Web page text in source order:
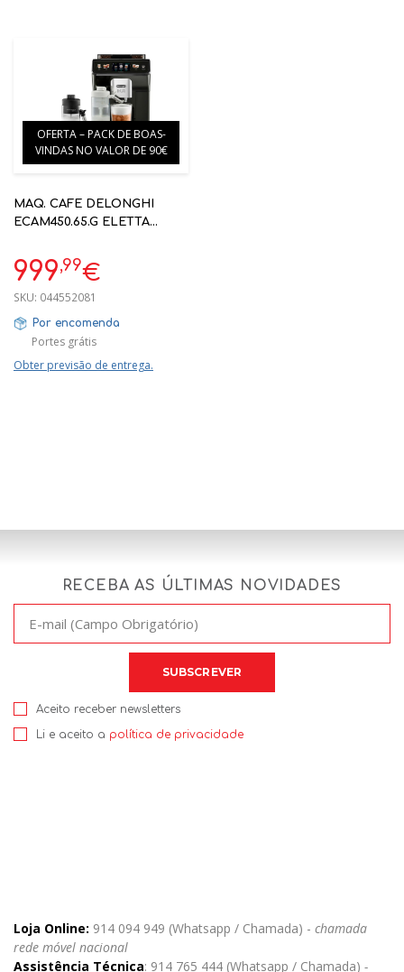
OFERTA – PACK DE BOAS-
VINDAS NO VALOR DE 90€
MAQ. CAFE DELONGHI
ECAM450.65.G ELETTA
NÍVEIS DE MOAGEM -
RECEITAS FRIAS COLD
BREW
999,99€
SKU: 044552081
Por encomenda
Portes grátis
Obter previsão de entrega.
RECEBA AS ÚLTIMAS NOVIDADES
Aceito receber newsletters
Li e aceito a política de privacidade
Loja Online: 914 094 949 (Whatsapp / Chamada) - chamada
rede móvel nacional
Assistência Técnica: 914 765 444 (Whatsapp / Chamada) -